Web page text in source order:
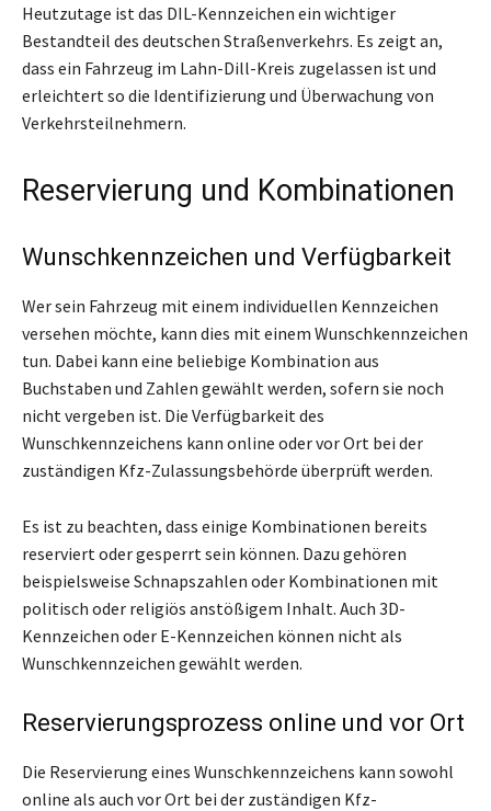
Heutzutage ist das DIL-Kennzeichen ein wichtiger
Bestandteil des deutschen Straßenverkehrs. Es zeigt an,
dass ein Fahrzeug im Lahn-Dill-Kreis zugelassen ist und
erleichtert so die Identifizierung und Überwachung von
Verkehrsteilnehmern.
Reservierung und Kombinationen
Wunschkennzeichen und Verfügbarkeit
Wer sein Fahrzeug mit einem individuellen Kennzeichen
versehen möchte, kann dies mit einem Wunschkennzeichen
tun. Dabei kann eine beliebige Kombination aus
Buchstaben und Zahlen gewählt werden, sofern sie noch
nicht vergeben ist. Die Verfügbarkeit des
Wunschkennzeichens kann online oder vor Ort bei der
zuständigen Kfz-Zulassungsbehörde überprüft werden.
Es ist zu beachten, dass einige Kombinationen bereits
reserviert oder gesperrt sein können. Dazu gehören
beispielsweise Schnapszahlen oder Kombinationen mit
politisch oder religiös anstößigem Inhalt. Auch 3D-
Kennzeichen oder E-Kennzeichen können nicht als
Wunschkennzeichen gewählt werden.
Reservierungsprozess online und vor Ort
Die Reservierung eines Wunschkennzeichens kann sowohl
online als auch vor Ort bei der zuständigen Kfz-